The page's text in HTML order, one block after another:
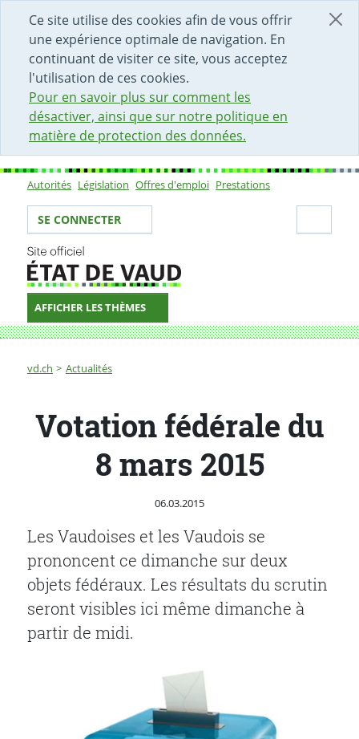
Ce site utilise des cookies afin de vous offrir
une expérience optimale de navigation. En
continuant de visiter ce site, vous acceptez
l'utilisation de ces cookies.
Pour en savoir plus sur comment les
désactiver, ainsi que sur notre politique en
matière de protection des données.
DÉBUT DU CONTENU DE LA PAGE
ACCÈS AU CHAMP DE RECHERCHE
PAGE D'ACCUEIL
FORMULAIRE DE CONTACT
Sous-navigation
Autorités Législation Offres d'emploi Prestations
Votre identité
SE CONNECTER
AFFICHER LES THÈMES
Fil d'Ariane
vd.ch Actualités
Votation fédérale du 8 mars 2015
Votation fédérale du
8 mars 2015
Publié le
06.03.2015
Les Vaudoises et les Vaudois se
prononcent ce dimanche sur deux
objets fédéraux. Les résultats du scrutin
seront visibles ici même dimanche à
partir de midi.